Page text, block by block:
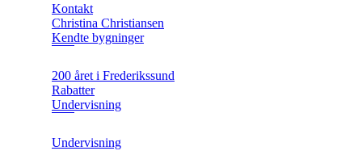
Kontakt
Christina Christiansen
Kendte bygninger
200 året i Frederikssund
Rabatter
Undervisning
Undervisning